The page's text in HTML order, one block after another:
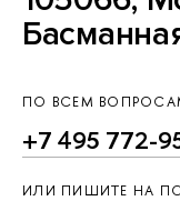
ПО ВСЕМ
+7 495 772-
ИЛИ ПИШИТЕ НА